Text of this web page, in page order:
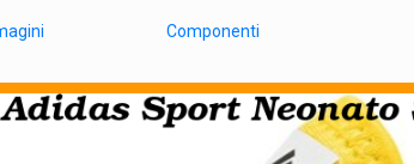
Componenti